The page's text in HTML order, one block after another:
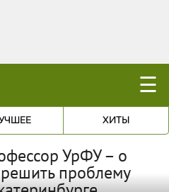
☰
ХИТЫ
УрФУ – о
проблему